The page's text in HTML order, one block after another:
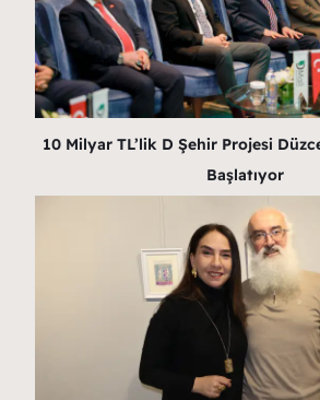
10 Milyar TL’lik D Şehir Projesi
Başlatıyor